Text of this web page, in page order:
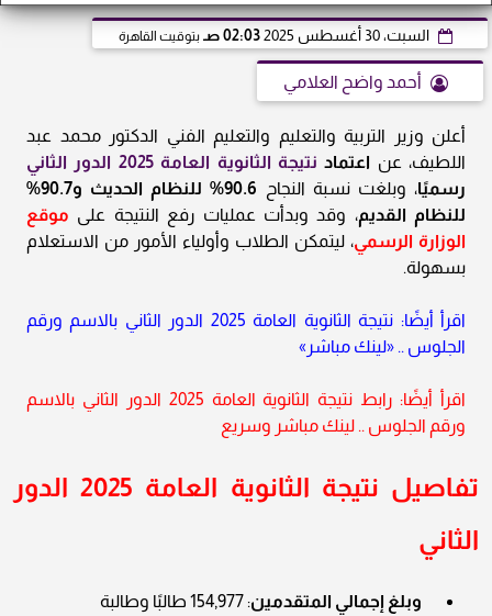
السبت، 30 أغسطس 2025 02:03 صـ بتوقيت القاهرة
أحمد واضح العلامي
أعلن وزير التربية والتعليم والتعليم الفني الدكتور محمد عبد
اللطيف، عن اعتماد نتيجة الثانوية العامة 2025 الدور الثاني
رسميًا، وبلغت نسبة النجاح
90.6% للنظام الحديث و90.7%
للنظام القديم، وقد وبدأت عمليات رفع النتيجة على موقع
الوزارة الرسمي، ليتمكن الطلاب وأولياء الأمور من الاستعلام
بسهولة.
اقرأ أيضًا: نتيجة الثانوية العامة 2025 الدور الثاني بالاسم ورقم
الجلوس .. «لينك مباشر»
اقرأ أيضًا: رابط نتيجة الثانوية العامة 2025 الدور الثاني بالاسم
ورقم الجلوس .. لينك مباشر وسريع
تفاصيل نتيجة الثانوية العامة
2025 الدور
الثاني
وبلغ إجمالي المتقدمين: 154,977 طالبًا وطالبة